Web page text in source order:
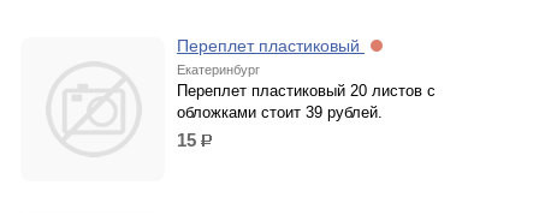
Переплет пластиковый
Екатеринбург
Переплет пластиковый 20 листов с
обложками стоит 39 рублей.
15 р.